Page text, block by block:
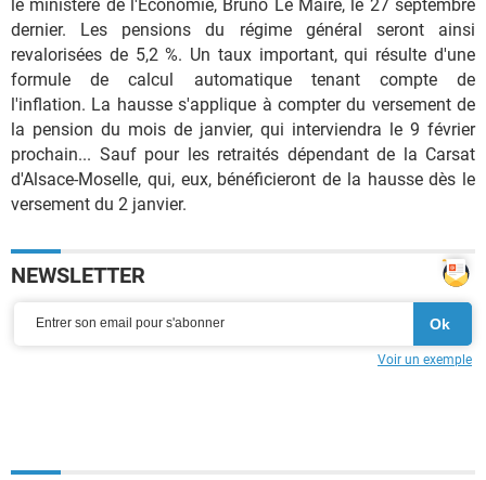
le ministère de l'Economie, Bruno Le Maire, le 27 septembre
dernier. Les pensions du régime général seront ainsi
revalorisées de 5,2 %. Un taux important, qui résulte d'une
formule de calcul automatique tenant compte de
l'inflation. La hausse s'applique à compter du versement de
la pension du mois de janvier, qui interviendra le 9 février
prochain... Sauf pour les retraités dépendant de la Carsat
d'Alsace-Moselle, qui, eux, bénéficieront de la hausse dès le
versement du 2 janvier.
NEWSLETTER
Voir un exemple